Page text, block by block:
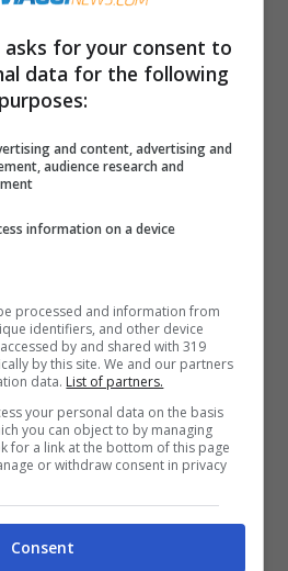
1.100 metri, anche
settentrionali. Inoltre
nord ovest sulla
e in estensione sulle
Possibili
le Top 10 Città
per il Workcation
Cibo e
Efficiente la
la Favorita
Il Borgo di
asks for your consent to
data for the following
purposes:
and content, advertising and
audience research and
information on a device
processed and information from
identifiers, and other device
by and shared with 319
by this site. We and our partners
data. List of partners.
your personal data on the basis
you can object to by managing
for a link at the bottom of this page
or withdraw consent in privacy
Consent